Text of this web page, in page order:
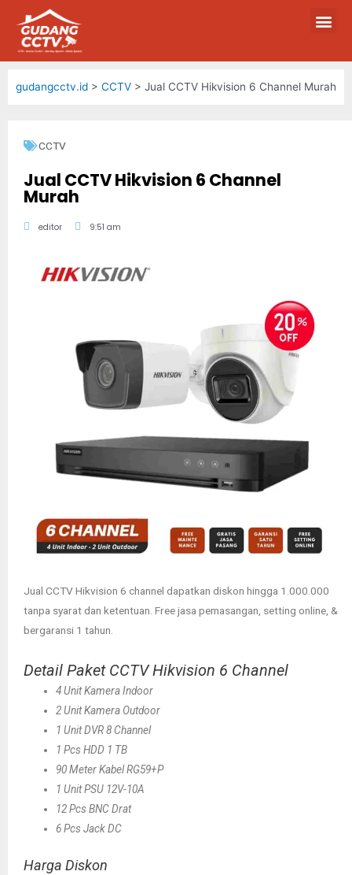
gudangcctv.id > CCTV > Jual CCTV Hikvision 6 Channel Murah
CCTV
Jual CCTV Hikvision 6 Channel
Murah
editor 9:51 am
Jual CCTV Hikvision 6 channel dapatkan diskon hingga 1.000.000
tanpa syarat dan ketentuan. Free jasa pemasangan, setting online, &
bergaransi 1 tahun.
Detail Paket CCTV Hikvision 6 Channel
4 Unit Kamera Indoor
2 Unit Kamera Outdoor
1 Unit DVR 8 Channel
1 Pcs HDD 1 TB
90 Meter Kabel RG59+P
1 Unit PSU 12V-10A
12 Pcs BNC Drat
6 Pcs Jack DC
Harga Diskon